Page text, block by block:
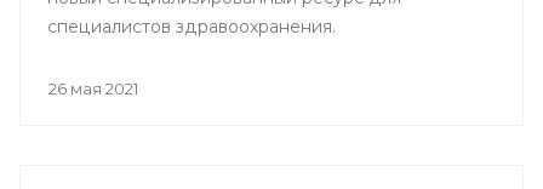
специалистов здравоохранения.
26 мая 2021